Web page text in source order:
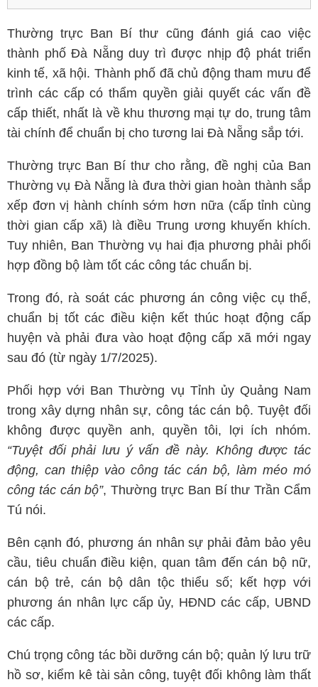
Thường trực Ban Bí thư cũng đánh giá cao việc
thành phố Đà Nẵng duy trì được nhịp độ phát triển
kinh tế, xã hội. Thành phố đã chủ động tham mưu để
trình các cấp có thẩm quyền giải quyết các vấn đề
cấp thiết, nhất là về khu thương mại tự do, trung tâm
tài chính để chuẩn bị cho tương lai Đà Nẵng sắp tới.
Thường trực Ban Bí thư cho rằng, đề nghị của Ban
Thường vụ Đà Nẵng là đưa thời gian hoàn thành sắp
xếp đơn vị hành chính sớm hơn nữa (cấp tỉnh cùng
thời gian cấp xã) là điều Trung ương khuyến khích.
Tuy nhiên, Ban Thường vụ hai địa phương phải phối
hợp đồng bộ làm tốt các công tác chuẩn bị.
Trong đó, rà soát các phương án công việc cụ thể,
chuẩn bị tốt các điều kiện kết thúc hoạt động cấp
huyện và phải đưa vào hoạt động cấp xã mới ngay
sau đó (từ ngày 1/7/2025).
Phối hợp với Ban Thường vụ Tỉnh ủy Quảng Nam
trong xây dựng nhân sự, công tác cán bộ. Tuyệt đối
không được quyền anh, quyền tôi, lợi ích nhóm.
“Tuyệt đối phải lưu ý vấn đề này. Không được tác
động, can thiệp vào công tác cán bộ, làm méo mó
công tác cán bộ”, Thường trực Ban Bí thư Trần Cẩm
Tú nói.
Bên cạnh đó, phương án nhân sự phải đảm bảo yêu
cầu, tiêu chuẩn điều kiện, quan tâm đến cán bộ nữ,
cán bộ trẻ, cán bộ dân tộc thiểu số; kết hợp với
phương án nhân lực cấp ủy, HĐND các cấp, UBND
các cấp.
Chú trọng công tác bồi dưỡng cán bộ; quản lý lưu trữ
hồ sơ, kiểm kê tài sản công, tuyệt đối không làm thất